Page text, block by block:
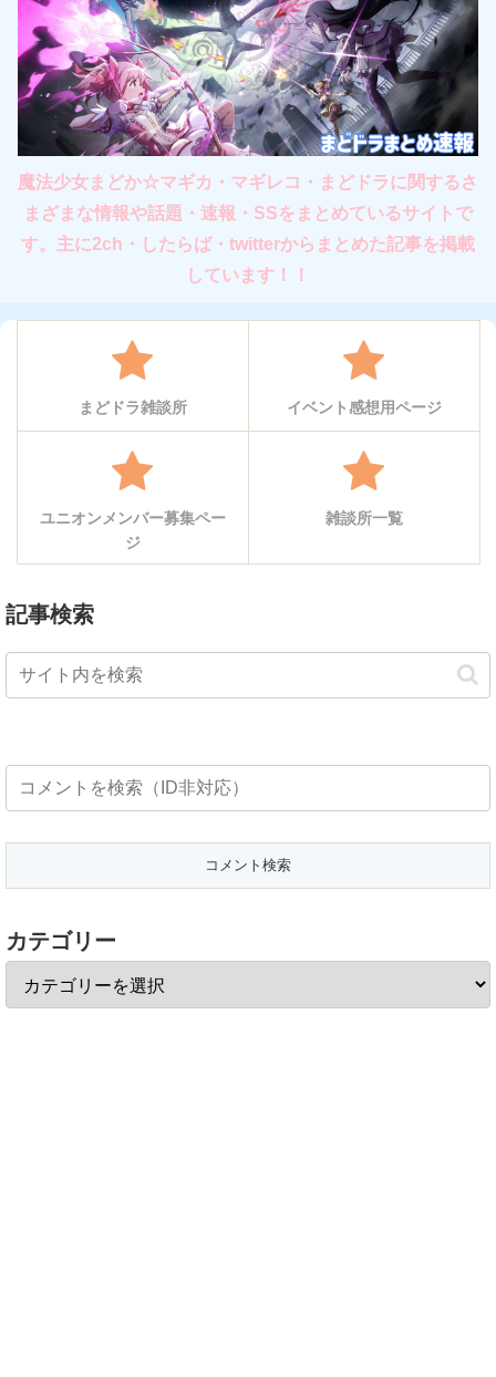
魔法少女まどか☆マギカ・マギレコ・まどドラに関するさ
まざまな情報や話題・速報・SSをまとめているサイトで
す。主に2ch・したらば・twitterからまとめた記事を掲載
しています！！
まどドラ雑談所 イベント感想用ページ
ユニオンメンバー募集ペー
ジ
雑談所一覧
記事検索
カテゴリー